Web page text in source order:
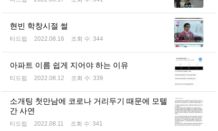
현빈 학창시절 썰
티드립 2022.08.16 조회 수: 344
아파트 이름 쉽게 지어야 하는 이유
티드립 2022.08.12 조회 수: 339
소개팅 첫만남에 코로나 거리두기 때문에 모텔
간 사연
티드립 2022.08.11 조회 수: 341